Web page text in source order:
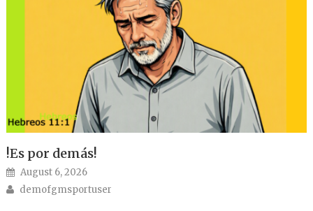
!Es por demás!
Posted on
August 6, 2026
Author
demofgmsportuser